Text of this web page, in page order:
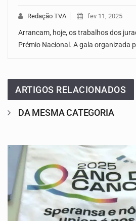
Redação TVA fev 11, 2025
Arrancam, hoje, os trabalhos dos
Prémio Nacional. A gala organizada
ARTIGOS RELACIONADOS
DA MESMA CATEGORIA